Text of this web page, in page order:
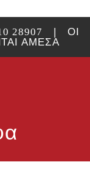
28907 | ΟΙ
ΑΜΕΣΑ